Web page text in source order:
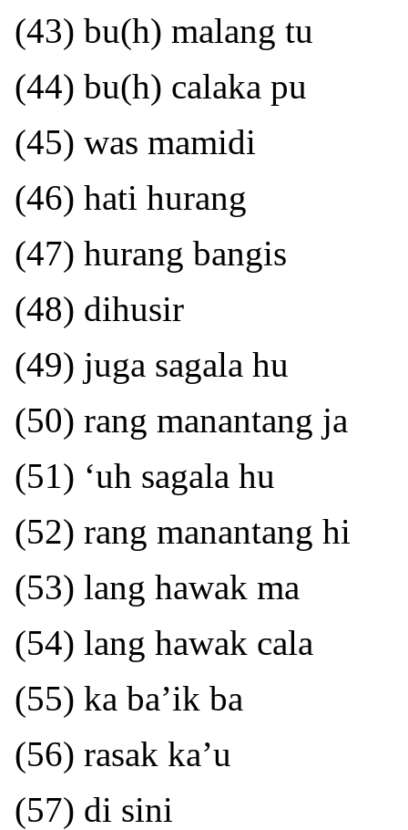
(43) bu(h) malang tu
(44) bu(h) calaka pu
(45) was mamidi
(46) hati hurang
(47) hurang bangis
(48) dihusir
(49) juga sagala hu
(50) rang manantang ja
(51) ‘uh sagala hu
(52) rang manantang hi
(53) lang hawak ma
(54) lang hawak cala
(55) ka ba’ik ba
(56) rasak ka’u
(57) di sini